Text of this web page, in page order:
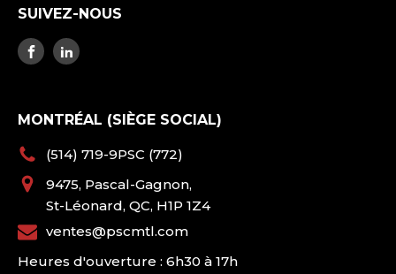
SUIVEZ-NOUS
MONTRÉAL (SIÈGE SOCIAL)
(514) 719-9PSC (772)
9475, Pascal-Gagnon,
St-Léonard, QC, H1P 1Z4
ventes@pscmtl.com
Heures d'ouverture : 6h30 à 17h